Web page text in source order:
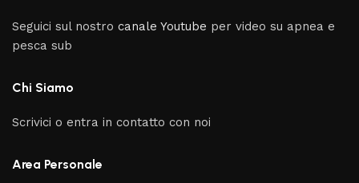
Seguici sul nostrocanale Youtube per video su apnea e
pesca sub
Chi Siamo
Scrivici o entra in contatto con noi
Area Personale